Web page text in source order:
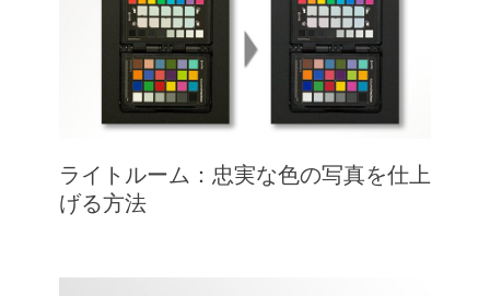
ライトルーム：忠実な色の写真を仕上
げる方法